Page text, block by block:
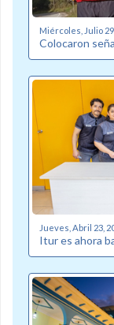
Miércoles, Julio
Colocaron
Jueves, Abril 23,
Itur es ahora